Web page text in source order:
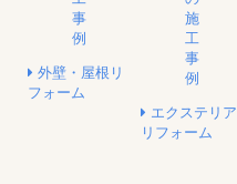
外壁・屋根リ
フォーム
エクステリア
リフォーム